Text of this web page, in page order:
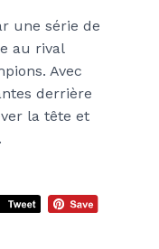
une série de
au rival
Avec
derrière
la tête et